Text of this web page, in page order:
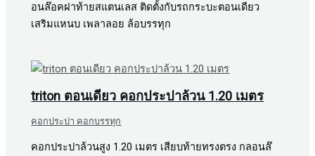
อนล๊อคฝาท้ายสแตนเลส ติดตั้งกับรถกระบะตอนเดียว
เสริมแหนบ เพลาลอย ล้อบรรทุก
triton ตอนเดียว คอกประปาล้วน 1.20 เมตร
คอกประปา คอกบรรทุก
คอกประปาล้วนสูง 1.20 เมตร เสียบท้ายทรงตรง กลอนล๊